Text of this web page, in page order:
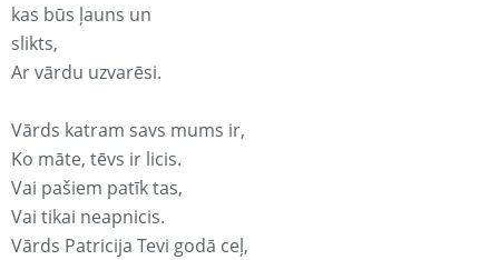
kas būs ļauns un
slikts,
Ar vārdu uzvarēsi.
Vārds katram savs mums ir,
Ko māte, tēvs ir licis.
Vai pašiem patīk tas,
Vai tikai neapnicis.
Vārds Patricija Tevi godā ceļ,